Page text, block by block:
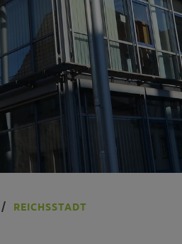
REICHSSTADT